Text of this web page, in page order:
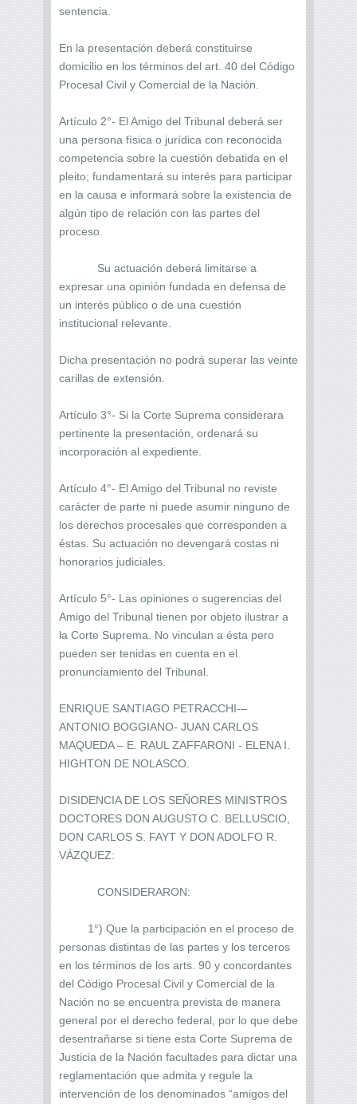
sentencia.
En la presentación deberá constituirse
domicilio en los términos del art. 40 del Código
Procesal Civil y Comercial de la Nación.
Artículo 2°- El Amigo del Tribunal deberá ser
una persona física o jurídica con reconocida
competencia sobre la cuestión debatida en el
pleito; fundamentará su interés para participar
en la causa e informará sobre la existencia de
algún tipo de relación con las partes del
proceso.
Su actuación deberá limitarse a
expresar una opinión fundada en defensa de
un interés público o de una cuestión
institucional relevante.
Dicha presentación no podrá superar las veinte
carillas de extensión.
Artículo 3°- Si la Corte Suprema considerara
pertinente la presentación, ordenará su
incorporación al expediente.
Artículo 4°- El Amigo del Tribunal no reviste
carácter de parte ni puede asumir ninguno de
los derechos procesales que corresponden a
éstas. Su actuación no devengará costas ni
honorarios judiciales.
Artículo 5°- Las opiniones o sugerencias del
Amigo del Tribunal tienen por objeto ilustrar a
la Corte Suprema. No vinculan a ésta pero
pueden ser tenidas en cuenta en el
pronunciamiento del Tribunal.
ENRIQUE SANTIAGO PETRACCHI-–
ANTONIO BOGGIANO- JUAN CARLOS
MAQUEDA – E. RAUL ZAFFARONI - ELENA I.
HIGHTON DE NOLASCO.
DISIDENCIA DE LOS SEÑORES MINISTROS
DOCTORES DON AUGUSTO C. BELLUSCIO,
DON CARLOS S. FAYT Y DON ADOLFO R.
VÁZQUEZ:
CONSIDERARON:
1°) Que la participación en el proceso de
personas distintas de las partes y los terceros
en los términos de los arts. 90 y concordantes
del Código Procesal Civil y Comercial de la
Nación no se encuentra prevista de manera
general por el derecho federal, por lo que debe
desentrañarse si tiene esta Corte Suprema de
Justicia de la Nación facultades para dictar una
reglamentación que admita y regule la
intervención de los denominados “amigos del